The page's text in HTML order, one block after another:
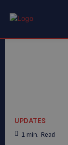
UPDATES
1 min. Read